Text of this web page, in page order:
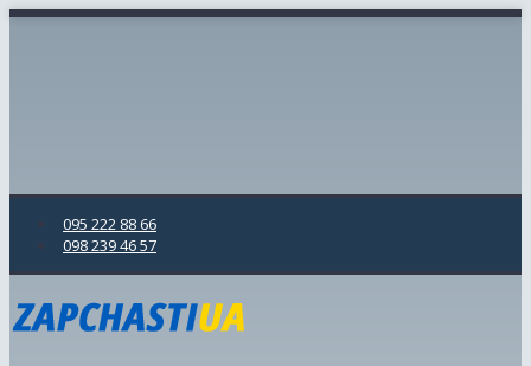
095 222 88 66
098 239 46 57